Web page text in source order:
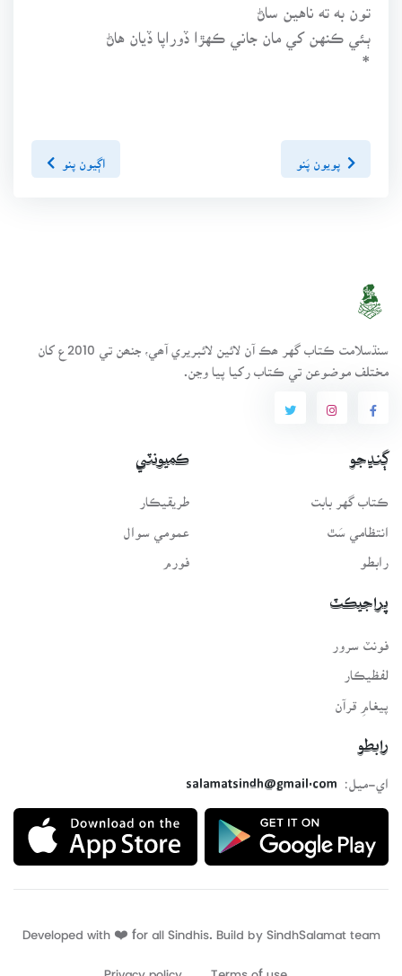
تون به ته ناهين ساڻ
ٻئي ڪنهن کي مان جاني ڪهڙا ڏوراپا ڏيان هاڻ
*
پويون پَنو اڳيون پنو
سنڌسلامت ڪتاب گهر ھڪ آن لائين لائبريري آھي، جنھن تي 2010ع کان
مختلف موضوعن تي ڪتاب رکيا پيا وڃن.
ڳنڍجو
ڪتاب گهر بابت
انتظامي سَٿ
رابطو
ڪميونٽي
طريقيڪار
عمومي سوال
فورم
پراجيڪٽ
لفظيڪار
پيغامِ قرآن
رابطو
اي-ميل:
salamatsindh@gmail.com
Developed with ❤️ for all Sindhis. Build by
Terms of use